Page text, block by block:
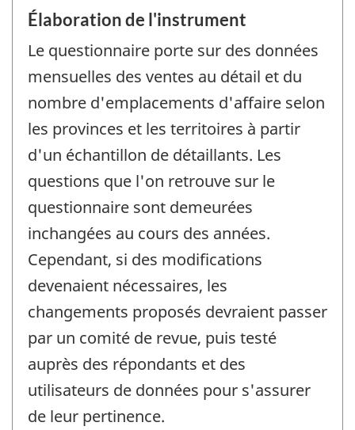
Élaboration de l'instrument
Le questionnaire porte sur des données
mensuelles des ventes au détail et du
nombre d'emplacements d'affaire selon
les provinces et les territoires à partir
d'un échantillon de détaillants. Les
questions que l'on retrouve sur le
questionnaire sont demeurées
inchangées au cours des années.
Cependant, si des modifications
devenaient nécessaires, les
changements proposés devraient passer
par un comité de revue, puis testé
auprès des répondants et des
utilisateurs de données pour s'assurer
de leur pertinence.